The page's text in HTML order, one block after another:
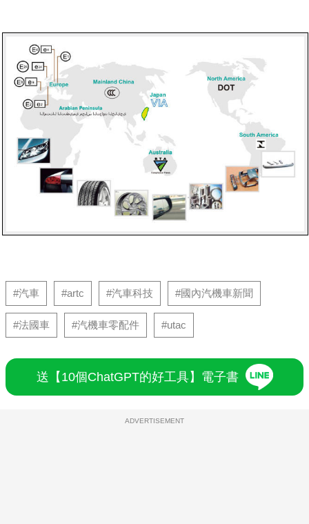
#汽車 #artc #汽車科技 #國內汽機車新聞
#法國車 #汽機車零配件 #utac
送【10個ChatGPT的好工具】電子書
ADVERTISEMENT